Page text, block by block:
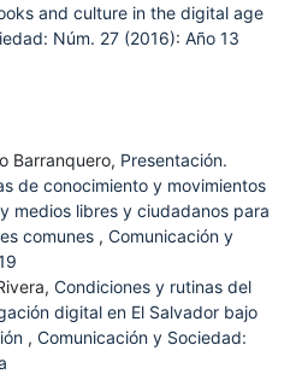
and culture in the digital age
Núm. 27 (2016): Año 13
Barranquero, Presentación.
de conocimiento y movimientos
medios libres y ciudadanos para
comunes , Comunicación y
Condiciones y rutinas del
digital en El Salvador bajo
, Comunicación y Sociedad: